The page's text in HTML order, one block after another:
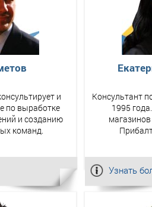
и
по выработке
и созданию
команд.
Консультант
1995
Узнать